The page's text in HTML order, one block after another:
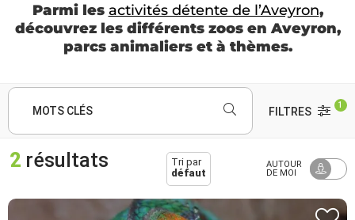
Parmi les activités détente de l’Aveyron,
découvrez les différents zoos en Aveyron,
parcs animaliers et à thèmes.
MOTS CLÉS FILTRES
1
2 résultats
Tri par
défaut
AUTOUR
DE MOI